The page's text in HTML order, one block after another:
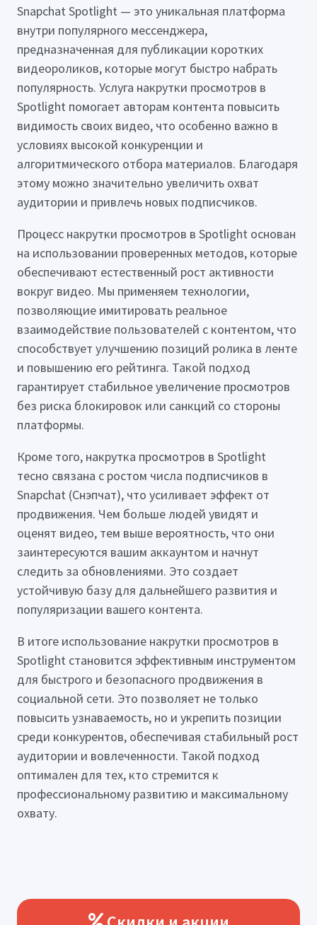
Snapchat Spotlight — это уникальная платформа
внутри популярного мессенджера,
предназначенная для публикации коротких
видеороликов, которые могут быстро набрать
популярность. Услуга накрутки просмотров в
Spotlight помогает авторам контента повысить
видимость своих видео, что особенно важно в
условиях высокой конкуренции и
алгоритмического отбора материалов. Благодаря
этому можно значительно увеличить охват
аудитории и привлечь новых подписчиков.
Процесс накрутки просмотров в Spotlight основан
на использовании проверенных методов, которые
обеспечивают естественный рост активности
вокруг видео. Мы применяем технологии,
позволяющие имитировать реальное
взаимодействие пользователей с контентом, что
способствует улучшению позиций ролика в ленте
и повышению его рейтинга. Такой подход
гарантирует стабильное увеличение просмотров
без риска блокировок или санкций со стороны
платформы.
Кроме того, накрутка просмотров в Spotlight
тесно связана с ростом числа подписчиков в
Snapchat (Снэпчат), что усиливает эффект от
продвижения. Чем больше людей увидят и
оценят видео, тем выше вероятность, что они
заинтересуются вашим аккаунтом и начнут
следить за обновлениями. Это создает
устойчивую базу для дальнейшего развития и
популяризации вашего контента.
В итоге использование накрутки просмотров в
Spotlight становится эффективным инструментом
для быстрого и безопасного продвижения в
социальной сети. Это позволяет не только
повысить узнаваемость, но и укрепить позиции
среди конкурентов, обеспечивая стабильный рост
аудитории и вовлеченности. Такой подход
оптимален для тех, кто стремится к
профессиональному развитию и максимальному
охвату.